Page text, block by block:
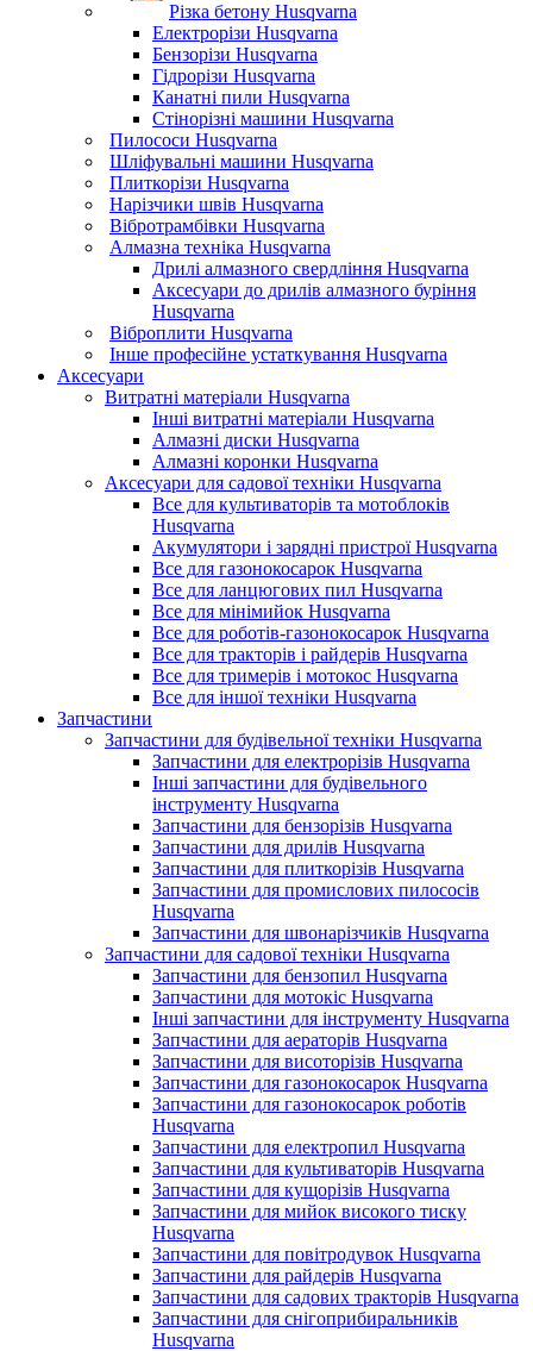
Різка бетону Husqvarna
Електрорізи Husqvarna
Бензорізи Husqvarna
Гідрорізи Husqvarna
Канатні пили Husqvarna
Стінорізні машини Husqvarna
Пилососи Husqvarna
Шліфувальні машини Husqvarna
Плиткорізи Husqvarna
Нарізчики швів Husqvarna
Вібротрамбівки Husqvarna
Алмазна техніка Husqvarna
Дрилі алмазного свердління Husqvarna
Аксесуари до дрилів алмазного буріння
Husqvarna
Віброплити Husqvarna
Інше професійне устаткування Husqvarna
Аксесуари
Витратні матеріали Husqvarna
Інші витратні матеріали Husqvarna
Алмазні диски Husqvarna
Алмазні коронки Husqvarna
Аксесуари для садової техніки Husqvarna
Все для культиваторів та мотоблоків
Husqvarna
Акумулятори і зарядні пристрої Husqvarna
Все для газонокосарок Husqvarna
Все для ланцюгових пил Husqvarna
Все для мінімийок Husqvarna
Все для роботів-газонокосарок Husqvarna
Все для тракторів і райдерів Husqvarna
Все для тримерів і мотокос Husqvarna
Все для іншої техніки Husqvarna
Запчастини
Запчастини для будівельної техніки Husqvarna
Запчастини для електрорізів Husqvarna
Інші запчастини для будівельного
інструменту Husqvarna
Запчастини для бензорізів Husqvarna
Запчастини для дрилів Husqvarna
Запчастини для плиткорізів Husqvarna
Запчастини для промислових пилососів
Husqvarna
Запчастини для швонарізчиків Husqvarna
Запчастини для садової техніки Husqvarna
Запчастини для бензопил Husqvarna
Запчастини для мотокіс Husqvarna
Інші запчастини для інструменту Husqvarna
Запчастини для аераторів Husqvarna
Запчастини для висоторізів Husqvarna
Запчастини для газонокосарок Husqvarna
Запчастини для газонокосарок роботів
Husqvarna
Запчастини для електропил Husqvarna
Запчастини для культиваторів Husqvarna
Запчастини для кущорізів Husqvarna
Запчастини для мийок високого тиску
Husqvarna
Запчастини для повітродувок Husqvarna
Запчастини для райдерів Husqvarna
Запчастини для садових тракторів Husqvarna
Запчастини для снігоприбиральників
Husqvarna